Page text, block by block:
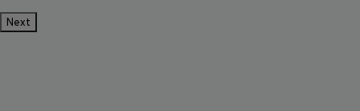
Next